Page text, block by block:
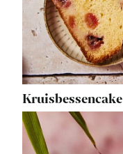
Kruisbessencake